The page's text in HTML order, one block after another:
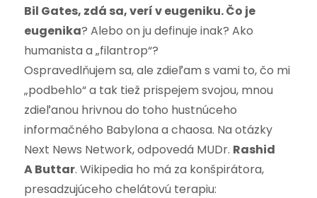
Bil Gates, zdá sa, verí v eugeniku. Čo je
eugenika? Alebo on ju definuje inak? Ako
humanista a „filantrop“?
Ospravedlňujem sa, ale zdieľam s vami to, čo mi
„podbehlo“ a tak tiež prispejem svojou, mnou
zdieľanou hrivnou do toho hustnúceho
informačného Babylona a chaosa. Na otázky
Next News Network, odpovedá MUDr. Rashid
A Buttar. Wikipedia ho má za konšpirátora,
presadzujúceho chelátovú terapiu: